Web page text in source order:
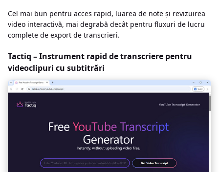
Cel mai bun pentru acces rapid, luarea de note și revizuirea
video interactivă, mai degrabă decât pentru fluxuri de lucru
complete de export de transcrieri.
Tactiq – Instrument rapid de transcriere pentru
videoclipuri cu subtitrări